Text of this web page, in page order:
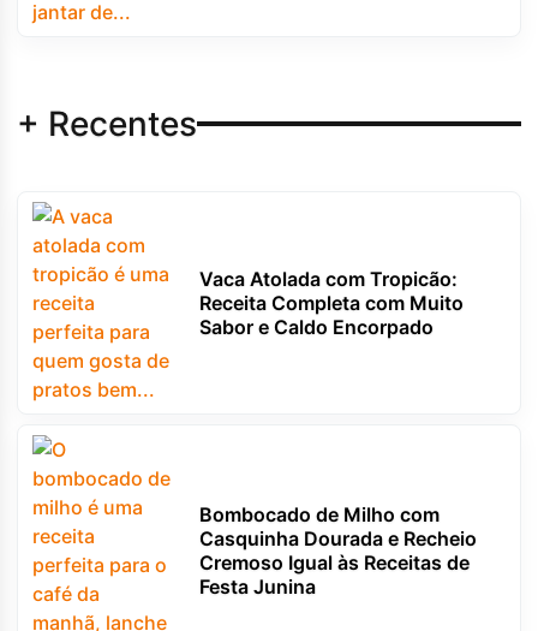
+ Recentes
Vaca Atolada com Tropicão:
Receita Completa com Muito
Sabor e Caldo Encorpado
Bombocado de Milho com
Casquinha Dourada e Recheio
Cremoso Igual às Receitas de
Festa Junina